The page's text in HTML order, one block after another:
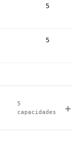
5
5
5
capacidades